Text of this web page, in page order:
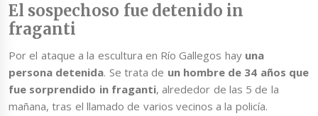
El sospechoso fue detenido in
fraganti
Por el ataque a la escultura en Río Gallegos hay una
persona detenida. Se trata de un hombre de 34 años que
fue sorprendido in fraganti, alrededor de las 5 de la
mañana, tras el llamado de varios vecinos a la policía.